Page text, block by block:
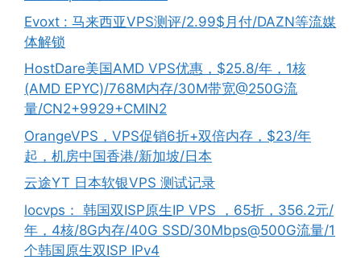
Evoxt : 马来西亚VPS测评/2.99$月付/DAZN等流媒
体解锁
HostDare美国AMD VPS优惠，$25.8/年，1核
(AMD EPYC)/768M内存/30M带宽@250G流
量/CN2+9929+CMIN2
OrangeVPS，VPS促销6折+双倍内存，$23/年
起，机房中国香港/新加坡/日本
云途YT 日本软银VPS 测试记录
locvps： 韩国双ISP原生IP VPS ，65折，356.2元/
年，4核/8G内存/40G SSD/30Mbps@500G流量/1
个韩国原生双ISP IPv4